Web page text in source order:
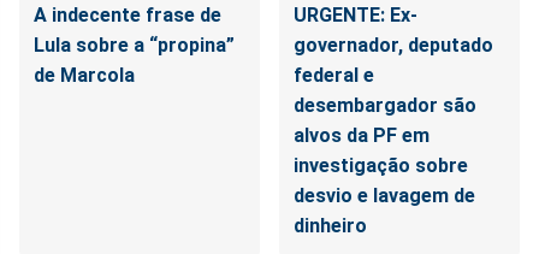
A indecente frase de
Lula sobre a “propina”
de Marcola
URGENTE: Ex-
governador, deputado
federal e
desembargador são
alvos da PF em
investigação sobre
desvio e lavagem de
dinheiro